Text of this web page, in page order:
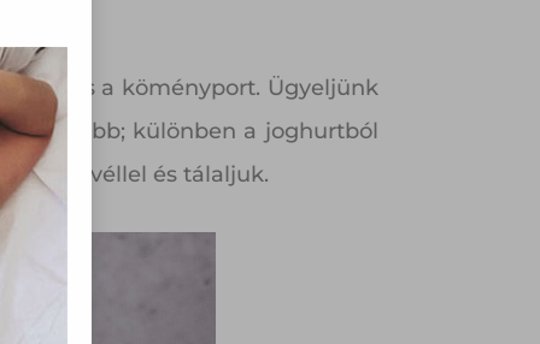
sót és a köményport. Ügyeljünk
ne tovább; különben a joghurtból
és tálaljuk.
Ön
az